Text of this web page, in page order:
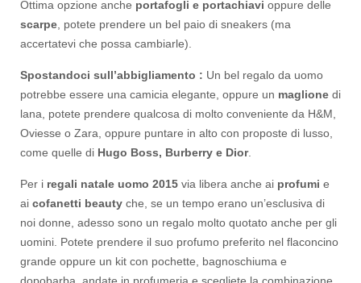
Ottima opzione anche portafogli e portachiavi oppure delle
scarpe , potete prendere un bel paio di sneakers (ma
accertatevi che possa cambiarle).
Spostandoci sull’abbigliamento : Un bel regalo da uomo
potrebbe essere una camicia elegante, oppure un maglione di
lana, potete prendere qualcosa di molto conveniente da H&M,
Oviesse o Zara, oppure puntare in alto con proposte di lusso,
come quelle di Hugo Boss, Burberry e Dior.
Per i regali natale uomo 2015 via libera anche ai profumi e
ai cofanetti beauty che, se un tempo erano un’esclusiva di
noi donne, adesso sono un regalo molto quotato anche per gli
uomini. Potete prendere il suo profumo preferito nel flaconcino
grande oppure un kit con pochette, bagnoschiuma e